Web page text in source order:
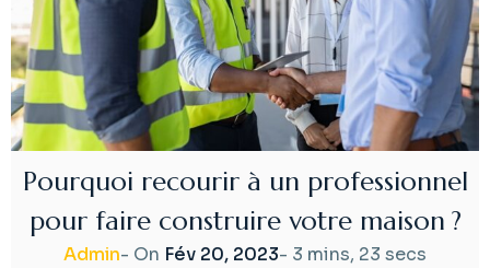
Pourquoi recourir à un professionnel
pour faire construire votre maison ?
Admin- On Fév 20, 2023- 3 mins, 23 secs